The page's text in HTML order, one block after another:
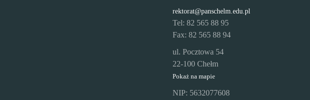
rektorat@panschelm.edu.pl
Tel: 82 565 88 95
Fax: 82 565 88 94
ul. Pocztowa 54
22-100 Chełm
Pokaż na mapie
NIP: 5632077608